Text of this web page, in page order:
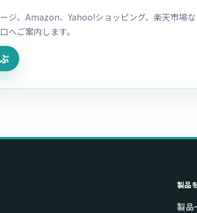
ジ、Amazon、Yahoo!ショッピング、楽天市場
へご案内します。
製品
製品